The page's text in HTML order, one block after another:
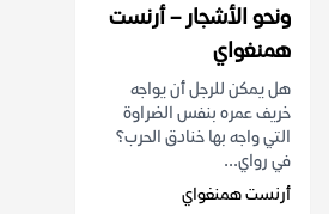
ونحو الأشجار – أرنست
همنغواي
هل يمكن للرجل أن يواجه
خريف عمره بنفس الضراوة
التي واجه بها خنادق الحرب؟
في رواي...
أرنست همنغواي